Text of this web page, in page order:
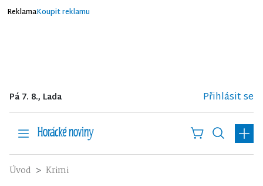
ReklamaKoupit reklamu
Pá 7. 8., Lada Přihlásit se
Úvod Krimi